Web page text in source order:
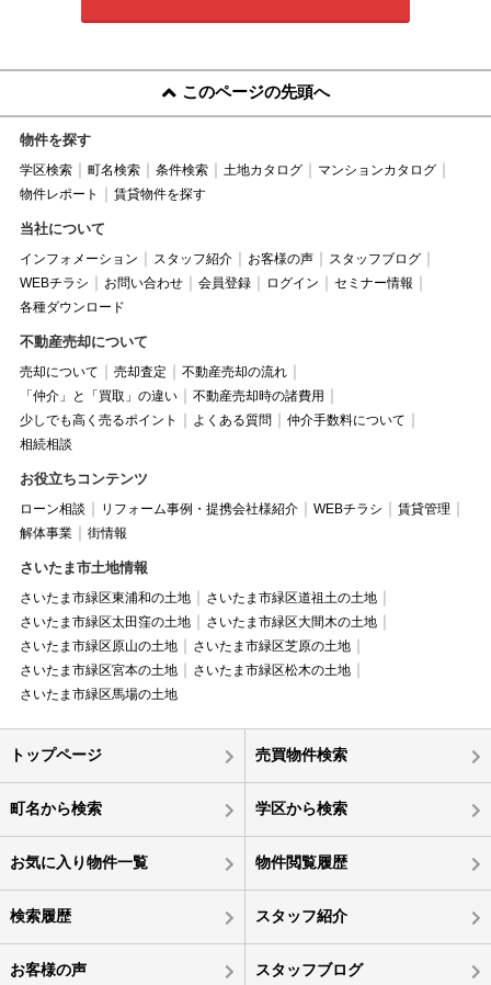
このページの先頭へ
物件を探す
学区検索 町名検索 条件検索 土地カタログ
マンションカタログ
物件レポート
賃貸物件を探す
当社について
インフォメーション スタッフ紹介 お客様の声
スタッフブログ
WEBチラシ
お問い合わせ 会員登録 ログイン
セミナー情報
各種ダウンロード
不動産売却について
売却について 売却査定
不動産売却の流れ
「仲介」と「買取」の違い
不動産売却時の諸費用
少しでも高く売るポイント
よくある質問
仲介手数料について
相続相談
お役立ちコンテンツ
ローン相談 リフォーム事例・提携会社様紹介 WEBチラシ
賃貸管理
解体事業
街情報
さいたま市土地情報
さいたま市緑区東浦和の土地
さいたま市緑区道祖土の土地
さいたま市緑区太田窪の土地
さいたま市緑区大間木の土地
さいたま市緑区原山の土地
さいたま市緑区芝原の土地
さいたま市緑区宮本の土地
さいたま市緑区松木の土地
さいたま市緑区馬場の土地
トップページ 売買物件検索
町名から検索 学区から検索
お気に入り物件一覧 物件閲覧履歴
検索履歴 スタッフ紹介
お客様の声 スタッフブログ